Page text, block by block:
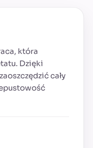
która
Dzięki
cały